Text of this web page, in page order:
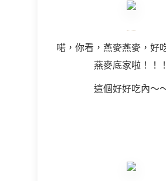
喏，你看，燕麥燕麥，好
燕麥底家啦！！！
這個好好吃內～